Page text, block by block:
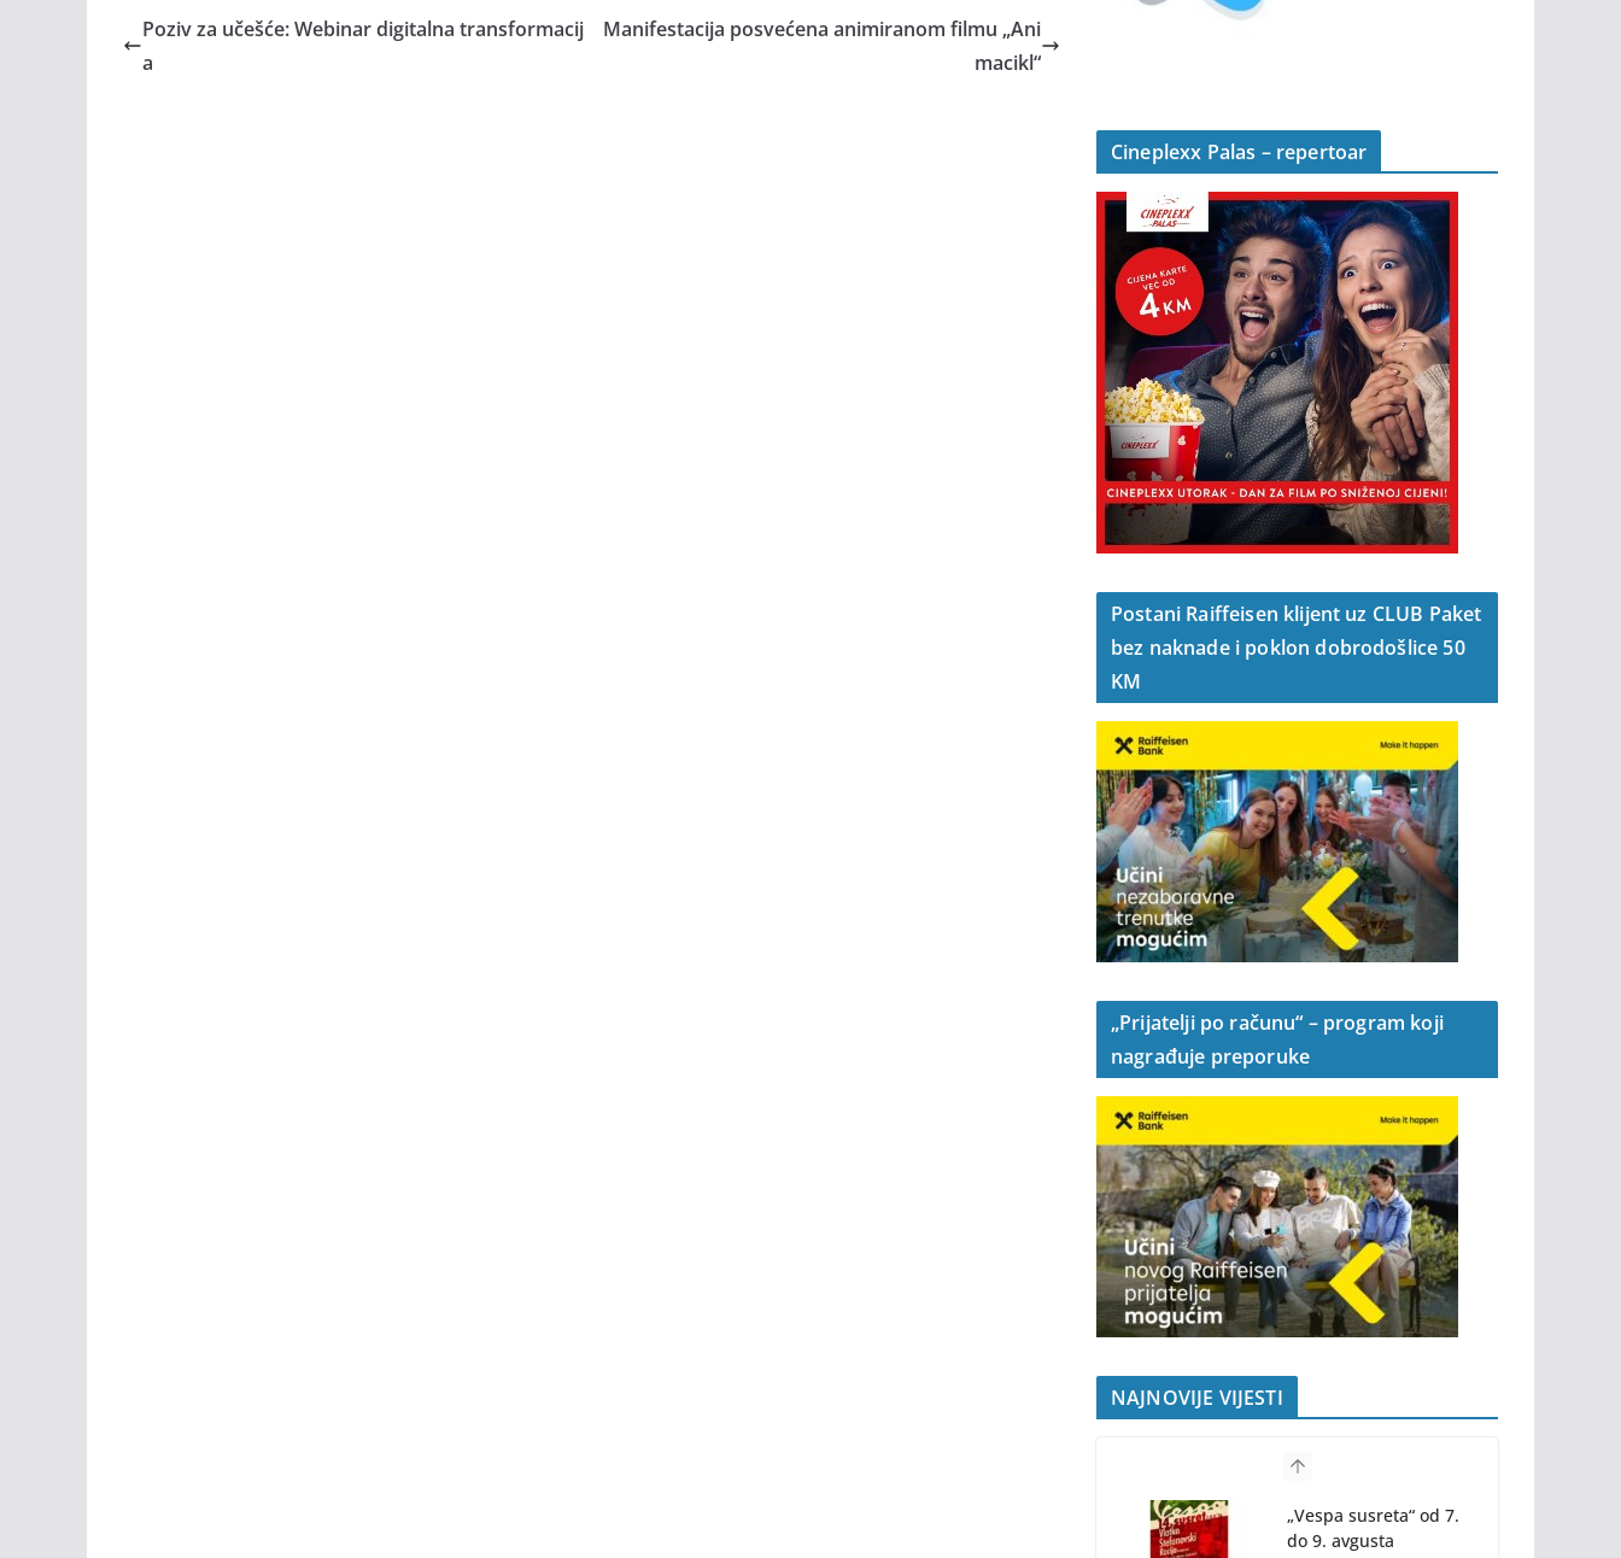
Poziv za učešće: Webinar digitalna transformacij
a
Manifestacija posvećena animiranom filmu „Ani
macikl“
Cineplexx Palas – repertoar
Postani Raiffeisen klijent uz CLUB Paket
bez naknade i poklon dobrodošlice 50
KM
„Prijatelji po računu“ – program koji
nagrađuje preporuke
NAJNOVIJE VIJESTI
Banjaluka spremna
za tri dana vrhunske